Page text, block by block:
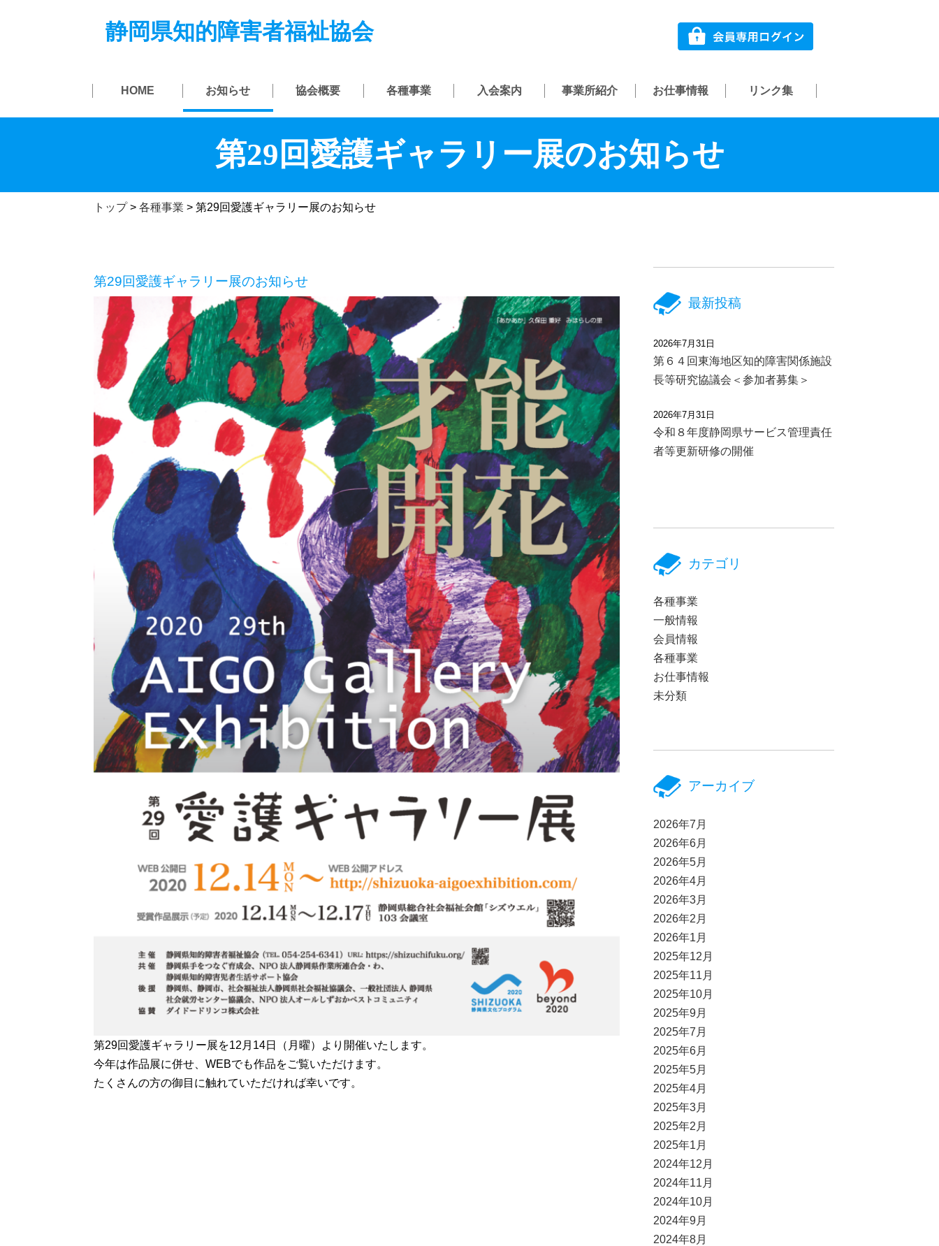
静岡県知的障害者福祉協会
HOME お知らせ 協会概要 各種事業 入会案内 事業所紹介 お仕事情報 リンク集
第29回愛護ギャラリー展のお知らせ
トップ>各種事業 >第29回愛護ギャラリー展のお知らせ
第29回愛護ギャラリー展のお知らせ
第29回愛護ギャラリー展を12月14日（月曜）より開催いたします。
今年は作品展に併せ、WEBでも作品をご覧いただけます。
たくさんの方の御目に触れていただければ幸いです。
最新投稿
2026年7月31日
第６４回東海地区知的障害関係施設
長等研究協議会＜参加者募集＞
2026年7月31日
令和８年度静岡県サービス管理責任
者等更新研修の開催
カテゴリ
各種事業
一般情報
会員情報
各種事業
お仕事情報
未分類
アーカイブ
2026年7月
2026年6月
2026年5月
2026年4月
2026年3月
2026年2月
2026年1月
2025年12月
2025年11月
2025年10月
2025年9月
2025年7月
2025年6月
2025年5月
2025年4月
2025年3月
2025年2月
2025年1月
2024年12月
2024年11月
2024年10月
2024年9月
2024年8月